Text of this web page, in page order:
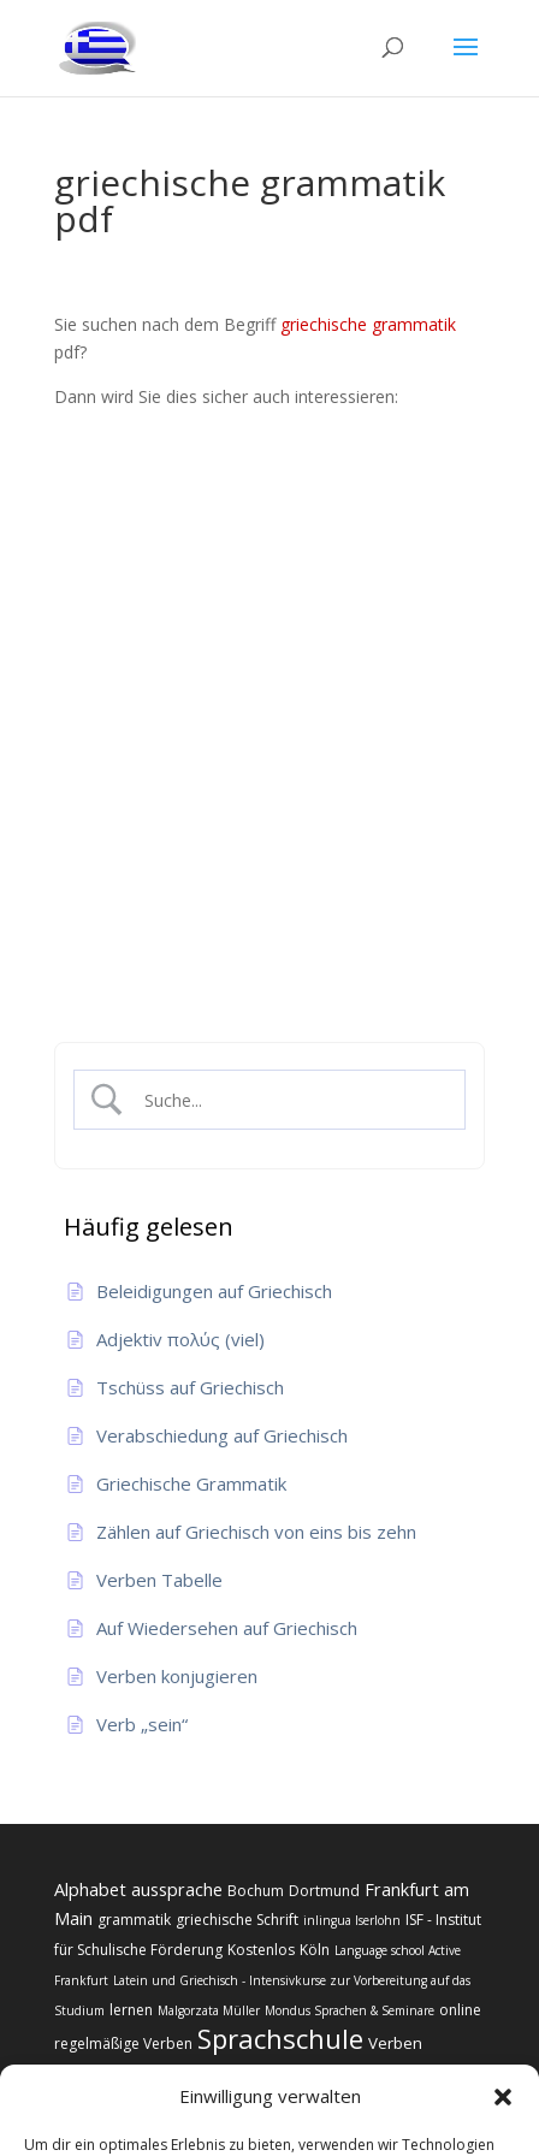
Einwilligung verwalten
Um dir ein optimales Erlebnis zu bieten, verwenden wir Technologien
griechische grammatik
pdf
Sie suchen nach dem Begriff griechische grammatik
pdf?
Dann wird Sie dies sicher auch interessieren:
Häufig gelesen
Beleidigungen auf Griechisch
Adjektiv πολύς (viel)
Tschüss auf Griechisch
Verabschiedung auf Griechisch
Griechische Grammatik
Zählen auf Griechisch von eins bis zehn
Verben Tabelle
Auf Wiedersehen auf Griechisch
Verben konjugieren
Verb „sein“
Alphabet aussprache Bochum Dortmund Frankfurt am
Main grammatik griechische Schrift inlingua Iserlohn ISF - Institut
für Schulische Förderung Kostenlos Köln Language school Active
Frankfurt Latein und Griechisch - Intensivkurse zur Vorbereitung auf das
Studium lernen Malgorzata Müller Mondus Sprachen & Seminare online
regelmäßige Verben Sprachschule Verben